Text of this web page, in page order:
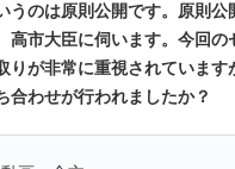
うのは原則公開です。原則
高市大臣に伺います。今回
りが非常に重視されていま
合わせが行われましたか？